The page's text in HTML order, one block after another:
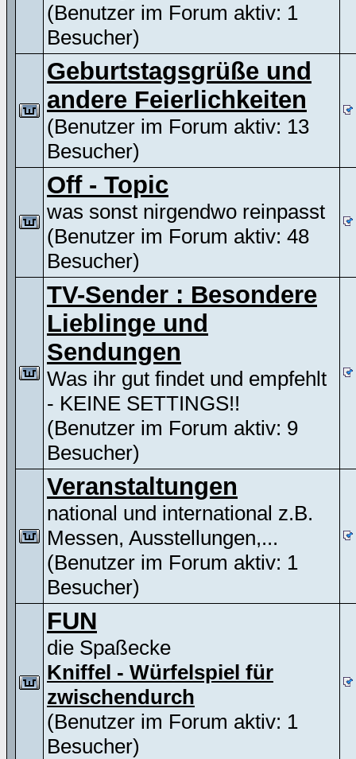
(Benutzer im Forum aktiv: 1
Besucher)
Geburtstagsgrüße und
andere Feierlichkeiten
(Benutzer im Forum aktiv: 13
Besucher)
Off - Topic
was sonst nirgendwo reinpasst
(Benutzer im Forum aktiv: 48
Besucher)
TV-Sender : Besondere
Lieblinge und
Sendungen
Was ihr gut findet und empfehlt
- KEINE SETTINGS!!
(Benutzer im Forum aktiv: 9
Besucher)
Veranstaltungen
national und international z.B.
Messen, Ausstellungen,...
(Benutzer im Forum aktiv: 1
Besucher)
FUN
die Spaßecke
Kniffel - Würfelspiel für
zwischendurch
(Benutzer im Forum aktiv: 1
Besucher)